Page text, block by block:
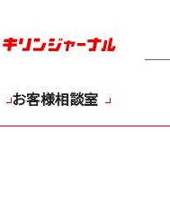
お客様相談室